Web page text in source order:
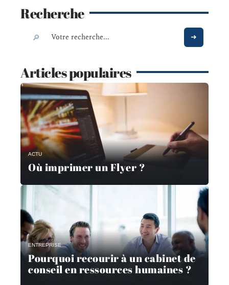
Recherche
Articles populaires
ACTU
Où imprimer un Flyer ?
ENTREPRISE
Pourquoi recourir à un cabinet de
conseil en ressources humaines ?